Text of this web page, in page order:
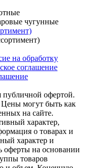
на обработку
соглашение
публичной офертой.
Цены могут быть как
на сайте.
характер,
о товарах и
характер и
оферты на основании
товаров